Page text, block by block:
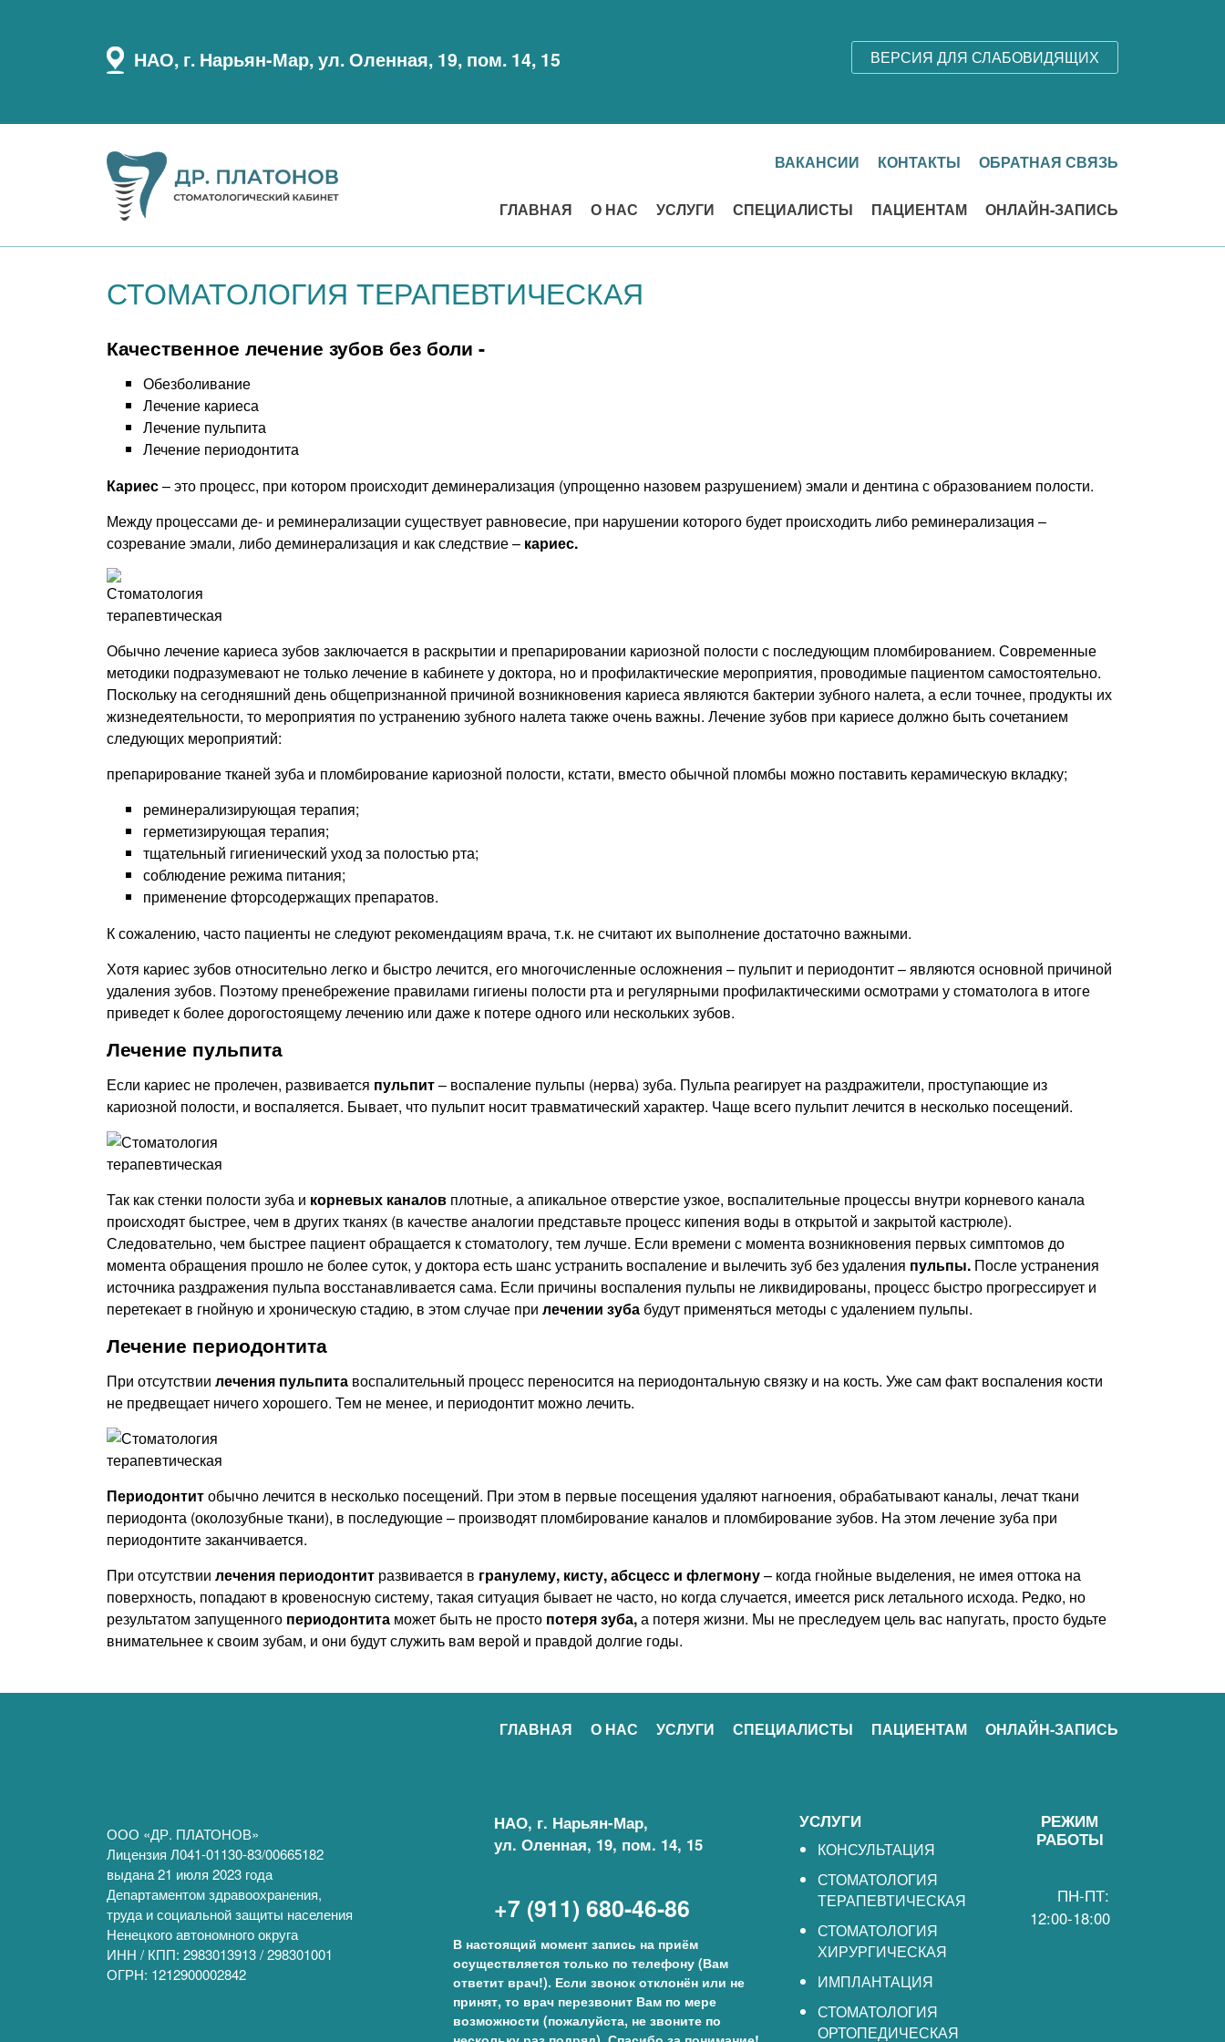
НАО, г. Нарьян-Мар, ул. Оленная, 19, пом. 14, 15 ВЕРСИЯ ДЛЯ СЛАБОВИДЯЩИХ
ВАКАНСИИ КОНТАКТЫ ОБРАТНАЯ СВЯЗЬ
ГЛАВНАЯ О НАС УСЛУГИ СПЕЦИАЛИСТЫ ПАЦИЕНТАМ ОНЛАЙН-ЗАПИСЬ
СТОМАТОЛОГИЯ ТЕРАПЕВТИЧЕСКАЯ
Качественное лечение зубов без боли -
Обезболивание
Лечение кариеса
Лечение пульпита
Лечение периодонтита
Кариес– это процесс, при котором происходит деминерализация (упрощенно назовем разрушением) эмали и дентина с образованием полости.
Между процессами де- и реминерализации существует равновесие, при нарушении которого будет происходить либо реминерализация –
созревание эмали, либо деминерализация и как следствие – кариес.
Обычно лечение кариеса зубов заключается в раскрытии и препарировании кариозной полости с последующим пломбированием. Современные
методики подразумевают не только лечение в кабинете у доктора, но и профилактические мероприятия, проводимые пациентом самостоятельно.
Поскольку на сегодняшний день общепризнанной причиной возникновения кариеса являются бактерии зубного налета, а если точнее, продукты их
жизнедеятельности, то мероприятия по устранению зубного налета также очень важны. Лечение зубов при кариесе должно быть сочетанием
следующих мероприятий:
препарирование тканей зуба и пломбирование кариозной полости, кстати, вместо обычной пломбы можно поставить керамическую вкладку;
реминерализирующая терапия;
герметизирующая терапия;
тщательный гигиенический уход за полостью рта;
соблюдение режима питания;
применение фторсодержащих препаратов.
К сожалению, часто пациенты не следуют рекомендациям врача, т.к. не считают их выполнение достаточно важными.
Хотя кариес зубов относительно легко и быстро лечится, его многочисленные осложнения – пульпит и периодонтит – являются основной причиной
удаления зубов. Поэтому пренебрежение правилами гигиены полости рта и регулярными профилактическими осмотрами у стоматолога в итоге
приведет к более дорогостоящему лечению или даже к потере одного или нескольких зубов.
Лечение пульпита
Если кариес не пролечен, развивается пульпит– воспаление пульпы (нерва) зуба. Пульпа реагирует на раздражители, проступающие из
кариозной полости, и воспаляется. Бывает, что пульпит носит травматический характер. Чаще всего пульпит лечится в несколько посещений.
Так как стенки полости зуба и корневых каналов плотные, а апикальное отверстие узкое, воспалительные процессы внутри корневого канала
происходят быстрее, чем в других тканях (в качестве аналогии представьте процесс кипения воды в открытой и закрытой кастрюле).
Следовательно, чем быстрее пациент обращается к стоматологу, тем лучше. Если времени с момента возникновения первых симптомов до
момента обращения прошло не более суток, у доктора есть шанс устранить воспаление и вылечить зуб без удаления пульпы. После устранения
источника раздражения пульпа восстанавливается сама. Если причины воспаления пульпы не ликвидированы, процесс быстро прогрессирует и
перетекает в гнойную и хроническую стадию, в этом случае при лечении зуба будут применяться методы с удалением пульпы.
Лечение периодонтита
При отсутствии лечения пульпита воспалительный процесс переносится на периодонтальную связку и на кость. Уже сам факт воспаления кости
не предвещает ничего хорошего. Тем не менее, и периодонтит можно лечить.
Периодонтитобычно лечится в несколько посещений. При этом в первые посещения удаляют нагноения, обрабатывают каналы, лечат ткани
периодонта (околозубные ткани), в последующие – производят пломбирование каналов и пломбирование зубов. На этом лечение зуба при
периодонтите заканчивается.
При отсутствии лечения периодонтит развивается в гранулему, кисту, абсцесс и флегмону– когда гнойные выделения, не имея оттока на
поверхность, попадают в кровеносную систему, такая ситуация бывает не часто, но когда случается, имеется риск летального исхода. Редко, но
результатом запущенного периодонтита может быть не просто потеря зуба,а потеря жизни. Мы не преследуем цель вас напугать, просто будьте
внимательнее к своим зубам, и они будут служить вам верой и правдой долгие годы.
ООО «ДР. ПЛАТОНОВ»
Лицензия Л041-01130-83/00665182
выдана 21 июля 2023 года
Департаментом здравоохранения,
труда и социальной защиты населения
Ненецкого автономного округа
ИНН / КПП: 2983013913 / 298301001
ОГРН: 1212900002842
ГЛАВНАЯ О НАС УСЛУГИ СПЕЦИАЛИСТЫ ПАЦИЕНТАМ ОНЛАЙН-ЗАПИСЬ
НАО, г. Нарьян-Мар,
ул. Оленная, 19, пом. 14, 15
+7 (911) 680-46-86
В настоящий момент запись на приём
осуществляется только по телефону (Вам
ответит врач!). Если звонок отклонён или не
принят, то врач перезвонит Вам по мере
возможности (пожалуйста, не звоните по
УСЛУГИ
КОНСУЛЬТАЦИЯ
СТОМАТОЛОГИЯ
ТЕРАПЕВТИЧЕСКАЯ
СТОМАТОЛОГИЯ
ХИРУРГИЧЕСКАЯ
ИМПЛАНТАЦИЯ
СТОМАТОЛОГИЯ
ОРТОПЕДИЧЕСКАЯ
РЕЖИМ
РАБОТЫ
ПН-ПТ:
12:00-18:00